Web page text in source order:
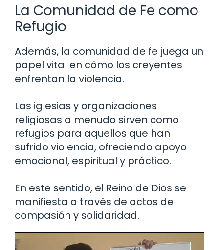
La Comunidad de Fe como
Refugio
Además, la comunidad de fe juega un
papel vital en cómo los creyentes
enfrentan la violencia.
Las iglesias y organizaciones
religiosas a menudo sirven como
refugios para aquellos que han
sufrido violencia, ofreciendo apoyo
emocional, espiritual y práctico.
En este sentido, el Reino de Dios se
manifiesta a través de actos de
compasión y solidaridad.